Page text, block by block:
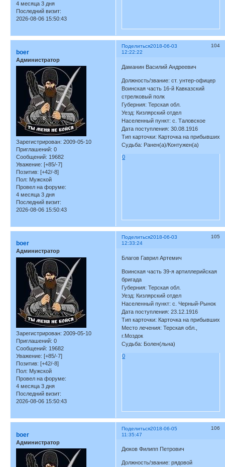
4 месяца 3 дня
Последний визит:
2026-08-06 15:50:43
Поделиться 104
2018-06-03
12:22:22
boer
Администратор
Зарегистрирован: 2009-05-10
Приглашений: 0
Сообщений: 19682
Уважение: [+85/-7]
Позитив: [+42/-8]
Пол: Мужской
Провел на форуме:
4 месяца 3 дня
Последний визит:
2026-08-06 15:50:43
Даманин Василий Андреевич
Должность/звание: ст. унтер-офицер
Воинская часть 16-й Кавказский
стрелковый полк
Губерния: Терская обл.
Уезд: Кизлярский отдел
Населенный пункт: с. Таловское
Дата поступления: 30.08.1916
Тип карточки: Карточка на прибывших
Судьба: Ранен(а)/Контужен(а)
0
Поделиться 105
2018-06-03
12:33:24
boer
Администратор
Зарегистрирован: 2009-05-10
Приглашений: 0
Сообщений: 19682
Уважение: [+85/-7]
Позитив: [+42/-8]
Пол: Мужской
Провел на форуме:
4 месяца 3 дня
Последний визит:
2026-08-06 15:50:43
Благов Гаврил Артемич
Воинская часть 39-я артиллерийская
бригада
Губерния: Терская обл.
Уезд: Кизлярский отдел
Населенный пункт: с. Черный-Рынок
Дата поступления: 23.12.1916
Тип карточки: Карточка на прибывших
Место лечения: Терская обл.,
г.Моздок
Судьба: Болен(льна)
0
Поделиться 106
2018-06-05
11:35:47
boer
Администратор
Дюков Филипп Петрович
Должность/звание: рядовой